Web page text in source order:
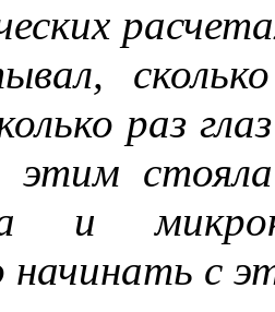
раз
стояла
и
начинать с